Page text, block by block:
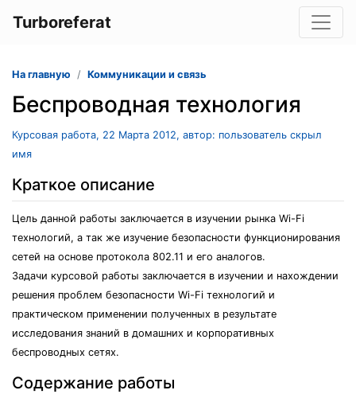
Turboreferat
На главную Коммуникации и связь
Беспроводная технология
Курсовая работа, 22 Марта 2012, автор: пользователь скрыл
имя
Краткое описание
Цель данной работы заключается в изучении рынка Wi-Fi
технологий, а так же изучение безопасности функционирования
сетей на основе протокола 802.11 и его аналогов.
Задачи курсовой работы заключается в изучении и нахождении
решения проблем безопасности Wi-Fi технологий и
практическом применении полученных в результате
исследования знаний в домашних и корпоративных
беспроводных сетях.
Содержание работы